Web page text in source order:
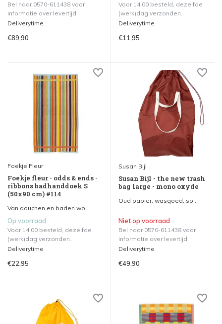
Bel naar 0570-611438 voor
informatie over levertijd.
Deliverytime
€89,90
Voor 14.00 besteld, dezelfde
(werk)dag verzonden.
Deliverytime
€11,95
Foekje Fleur
Foekje fleur - odds & ends -
ribbons badhanddoek S
(50x90 cm) #114
Van douchen en baden wo...
Op voorraad
Voor 14.00 besteld, dezelfde
(werk)dag verzonden.
Deliverytime
€22,95
Susan Bijl
Susan Bijl - the new trash
bag large - mono oxyde
Oud papier, wasgoed, sp...
Niet op voorraad
Bel naar 0570-611438 voor
informatie over levertijd.
Deliverytime
€49,90